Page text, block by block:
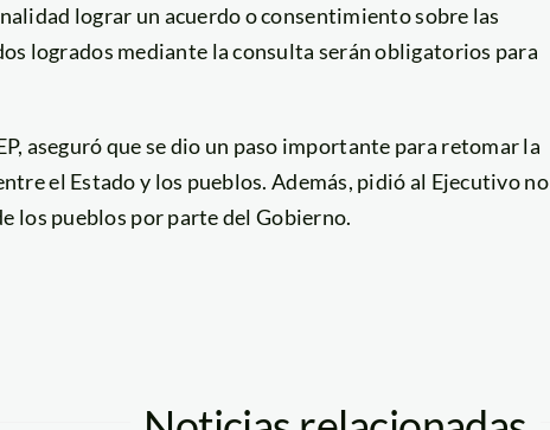
lograr un acuerdo o consentimiento sobre las
logrados mediante la consulta serán obligatorios para
aseguró que se dio un paso importante para retomar la
el Estado y los pueblos. Además, pidió al Ejecutivo no
los pueblos por parte del Gobierno.